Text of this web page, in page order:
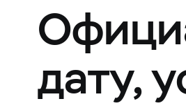
дату,